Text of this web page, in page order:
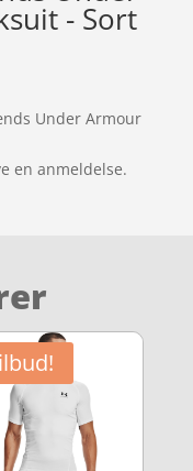
- Sort
Under Armour
en anmeldelse.